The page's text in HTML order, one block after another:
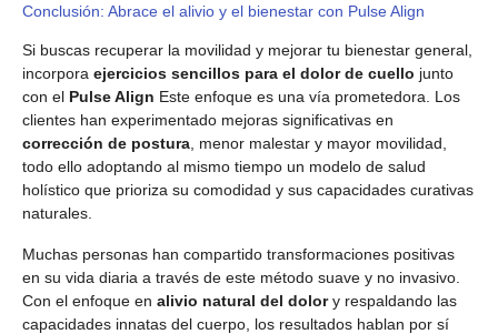
Conclusión: Abrace el alivio y el bienestar con Pulse Align
Si buscas recuperar la movilidad y mejorar tu bienestar general,
incorpora ejercicios sencillos para el dolor de cuello junto
con el Pulse Align Este enfoque es una vía prometedora. Los
clientes han experimentado mejoras significativas en
corrección de postura , menor malestar y mayor movilidad,
todo ello adoptando al mismo tiempo un modelo de salud
holístico que prioriza su comodidad y sus capacidades curativas
naturales.
Muchas personas han compartido transformaciones positivas
en su vida diaria a través de este método suave y no invasivo.
Con el enfoque en alivio natural del dolory respaldando las
capacidades innatas del cuerpo, los resultados hablan por sí